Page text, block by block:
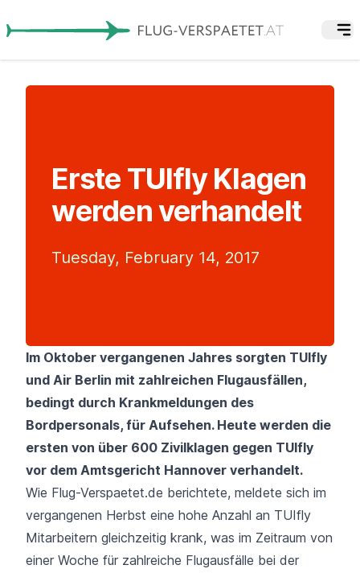
Erste TUIfly Klagen
werden verhandelt
Tuesday, February 14, 2017
Im Oktober vergangenen Jahres sorgten TUIfly
und Air Berlin mit zahlreichen Flugausfällen,
bedingt durch Krankmeldungen des
Bordpersonals, für Aufsehen. Heute werden die
ersten von über 600 Zivilklagen gegen TUIfly
vor dem Amtsgericht Hannover verhandelt.
Wie Flug-Verspaetet.de berichtete, meldete sich im
vergangenen Herbst eine hohe Anzahl an TUIfly
Mitarbeitern gleichzeitig krank, was im Zeitraum von
einer Woche für zahlreiche Flugausfälle bei der